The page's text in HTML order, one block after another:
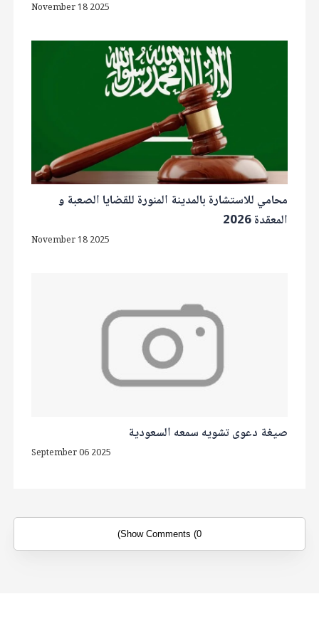
November 18 2025
محامي للاستشارة بالمدينة المنورة للقضايا الصعبة و
المعقدة 2026
November 18 2025
صيغة دعوى تشويه سمعه السعودية
September 06 2025
Show Comments (0)